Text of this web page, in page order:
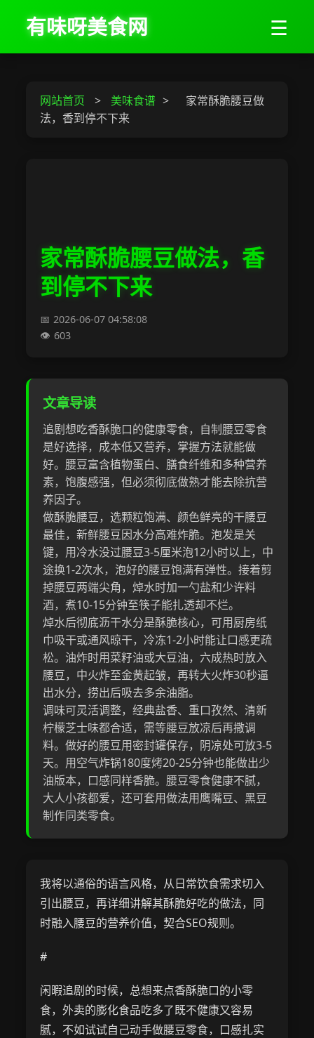
有味呀美食网 ☰
网站首页 > 美味食谱 >
家常酥脆腰豆做
法，香到停不下来
家常酥脆腰豆做法，香
到停不下来
2026-06-07 04:58:08
603
文章导读
追剧想吃香酥脆口的健康零食，自制腰豆零食
是好选择，成本低又营养，掌握方法就能做
好。腰豆富含植物蛋白、膳食纤维和多种营养
素，饱腹感强，但必须彻底做熟才能去除抗营
养因子。
做酥脆腰豆，选颗粒饱满、颜色鲜亮的干腰豆
最佳，新鲜腰豆因水分高难炸脆。泡发是关
键，用冷水没过腰豆3-5厘米泡12小时以上，中
途换1-2次水，泡好的腰豆饱满有弹性。接着剪
掉腰豆两端尖角，焯水时加一勺盐和少许料
酒，煮10-15分钟至筷子能扎透却不烂。
焯水后彻底沥干水分是酥脆核心，可用厨房纸
巾吸干或通风晾干，冷冻1-2小时能让口感更疏
松。油炸时用菜籽油或大豆油，六成热时放入
腰豆，中火炸至金黄起皱，再转大火炸30秒逼
出水分，捞出后吸去多余油脂。
调味可灵活调整，经典盐香、重口孜然、清新
柠檬芝士味都合适，需等腰豆放凉后再撒调
料。做好的腰豆用密封罐保存，阴凉处可放3-5
天。用空气炸锅180度烤20-25分钟也能做出少
油版本，口感同样香脆。腰豆零食健康不腻，
大人小孩都爱，还可套用做法用鹰嘴豆、黑豆
制作同类零食。
我将以通俗的语言风格，从日常饮食需求切入
引出腰豆，再详细讲解其酥脆好吃的做法，同
时融入腰豆的营养价值，契合SEO规则。
#
闲暇追剧的时候，总想来点香酥脆口的小零
食，外卖的膨化食品吃多了既不健康又容易
腻，不如试试自己动手做腰豆零食，口感扎实